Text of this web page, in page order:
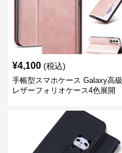
¥4,100 (税込)
手帳型スマホケース Galaxy高級
レザーフォリオケース4色展開